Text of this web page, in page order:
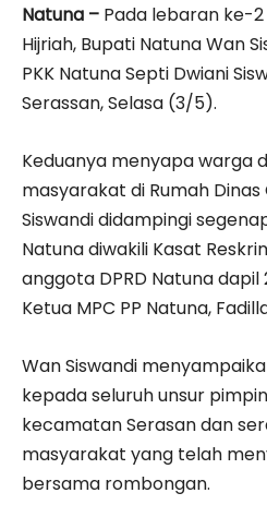
Natuna – Pada lebaran ke-2
Hijriah, Bupati Natuna Wan
PKK Natuna Septi Dwiani
Serassan, Selasa (3/5).
Keduanya menyapa warga
masyarakat di Rumah
Siswandi didampingi
Natuna diwakili Kasat
anggota DPRD Natuna
Ketua MPC PP Natuna,
Wan Siswandi
kepada seluruh unsur
kecamatan Serasan dan
masyarakat yang telah
bersama rombongan.